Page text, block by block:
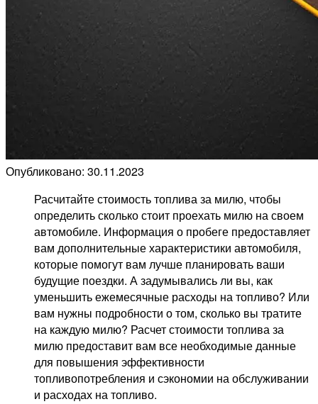
Опубликовано: 30.11.2023
Расчитайте стоимость топлива за милю, чтобы
определить сколько стоит проехать милю на своем
автомобиле. Информация о пробеге предоставляет
вам дополнительные характеристики автомобиля,
которые помогут вам лучше планировать ваши
будущие поездки. А задумывались ли вы, как
уменьшить ежемесячные расходы на топливо? Или
вам нужны подробности о том, сколько вы тратите
на каждую милю? Расчет стоимости топлива за
милю предоставит вам все необходимые данные
для повышения эффективности
топливопотребления и сэкономии на обслуживании
и расходах на топливо.